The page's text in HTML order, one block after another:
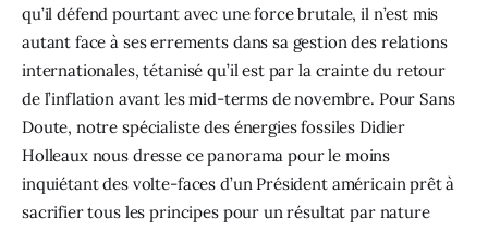
qu’il défend pourtant avec une force brutale, il n’est mis
autant face à ses errements dans sa gestion des relations
internationales, tétanisé qu’il est par la crainte du retour
de l’inflation avant les mid-terms de novembre. Pour Sans
Doute, notre spécialiste des énergies fossiles Didier
Holleaux nous dresse ce panorama pour le moins
inquiétant des volte-faces d’un Président américain prêt à
sacrifier tous les principes pour un résultat par nature